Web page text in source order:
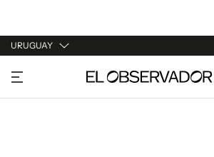
URUGUAY
URUGUAY
ARGENTINA